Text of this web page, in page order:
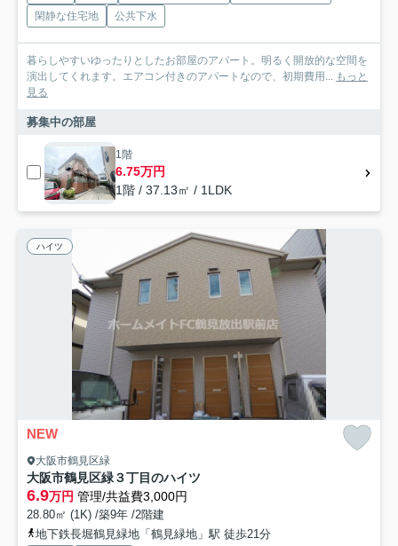
閑静な住宅地
公共下水
暮らしやすいゆったりとしたお部屋のアパート。明るく開放的な空間を
演出してくれます。エアコン付きのアパートなので、初期費用...
もっと
見る
募集中の部屋
1階
6.75万円
1階 / 37.13㎡ / 1LDK
ハイツ
NEW
大阪市鶴見区緑
大阪市鶴見区緑３丁目のハイツ
6.9万円 管理/共益費3,000円
28.80㎡ (1K) /築9年 /2階建
地下鉄長堀鶴見緑地「鶴見緑地」駅 徒歩21分